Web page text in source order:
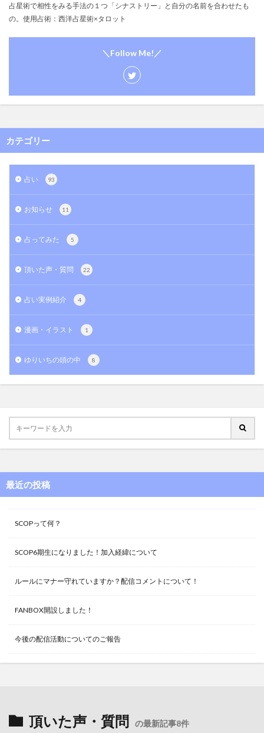
占星術で相性をみる手法の１つ「シナストリー」と自分の名前を合わせたも
の。使用占術：西洋占星術×タロット
＼Follow Me!／
カテゴリー
占い 93
お知らせ 11
占ってみた 5
頂いた声・質問 22
占い実例紹介 4
漫画・イラスト 1
ゆりいちの頭の中 8
最近の投稿
SCOPって何？
SCOP6期生になりました！加入経緯について
ルールにマナー守れていますか？配信コメントについて！
FANBOX開設しました！
今後の配信活動についてのご報告
頂いた声・質問 の最新記事8件